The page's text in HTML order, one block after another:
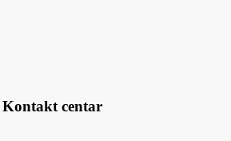
Kontakt centar